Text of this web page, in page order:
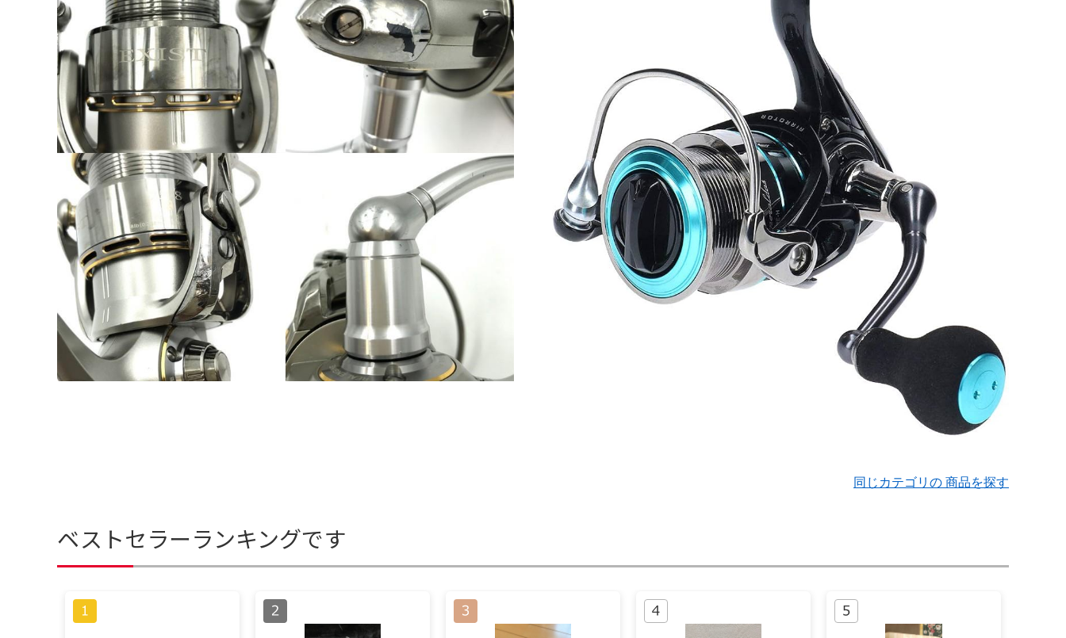
同じカテゴリの 商品を探す
ベストセラーランキングです